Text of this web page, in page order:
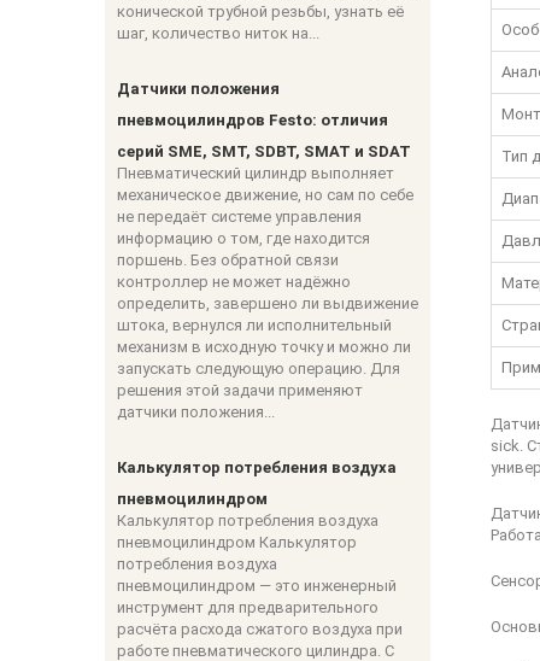
конической трубной резьбы, узнать её
шаг, количество ниток на...
Датчики положения
пневмоцилиндров Festo: отличия
серий SME, SMT, SDBT, SMAT и SDAT
Пневматический цилиндр выполняет
механическое движение, но сам по себе
не передаёт системе управления
информацию о том, где находится
поршень. Без обратной связи
контроллер не может надёжно
определить, завершено ли выдвижение
штока, вернулся ли исполнительный
механизм в исходную точку и можно ли
запускать следующую операцию. Для
решения этой задачи применяют
датчики положения...
Калькулятор потребления воздуха
пневмоцилиндром
Калькулятор потребления воздуха
пневмоцилиндром Калькулятор
потребления воздуха
пневмоцилиндром — это инженерный
инструмент для предварительного
расчёта расхода сжатого воздуха при
работе пневматического цилиндра. С
Тип
sick.